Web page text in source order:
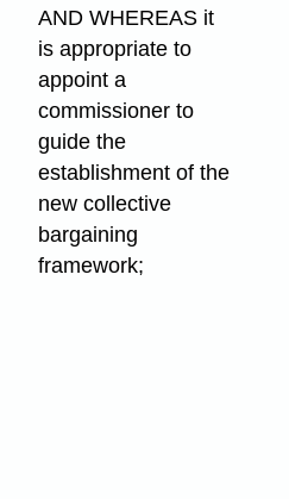
AND WHEREAS it
is appropriate to
appoint a
commissioner to
guide the
establishment of the
new collective
bargaining
framework;